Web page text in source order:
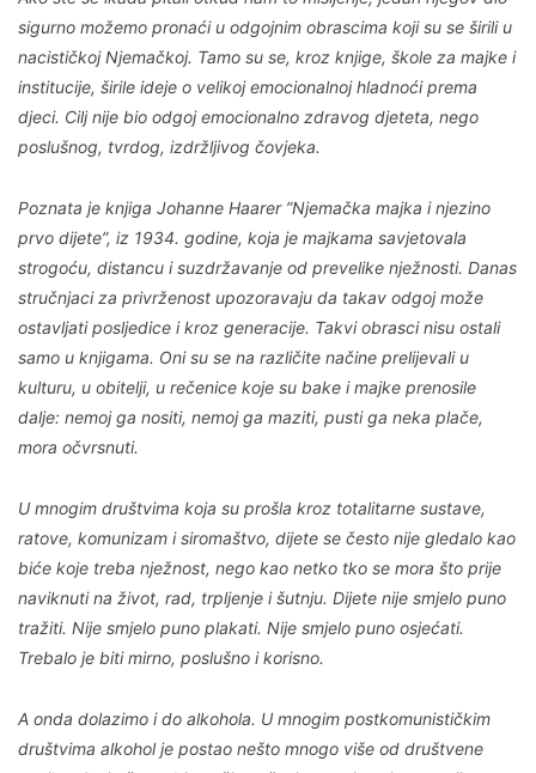
sigurno možemo pronaći u odgojnim obrascima koji su se širili u
nacističkoj Njemačkoj. Tamo su se, kroz knjige, škole za majke i
institucije, širile ideje o velikoj emocionalnoj hladnoći prema
djeci. Cilj nije bio odgoj emocionalno zdravog djeteta, nego
poslušnog, tvrdog, izdržljivog čovjeka.
Poznata je knjiga Johanne Haarer ”Njemačka majka i njezino
prvo dijete”, iz 1934. godine, koja je majkama savjetovala
strogoću, distancu i suzdržavanje od prevelike nježnosti. Danas
stručnjaci za privrženost upozoravaju da takav odgoj može
ostavljati posljedice i kroz generacije. Takvi obrasci nisu ostali
samo u knjigama. Oni su se na različite načine prelijevali u
kulturu, u obitelji, u rečenice koje su bake i majke prenosile
dalje: nemoj ga nositi, nemoj ga maziti, pusti ga neka plače,
mora očvrsnuti.
U mnogim društvima koja su prošla kroz totalitarne sustave,
ratove, komunizam i siromaštvo, dijete se često nije gledalo kao
biće koje treba nježnost, nego kao netko tko se mora što prije
naviknuti na život, rad, trpljenje i šutnju. Dijete nije smjelo puno
tražiti. Nije smjelo puno plakati. Nije smjelo puno osjećati.
Trebalo je biti mirno, poslušno i korisno.
A onda dolazimo i do alkohola. U mnogim postkomunističkim
društvima alkohol je postao nešto mnogo više od društvene